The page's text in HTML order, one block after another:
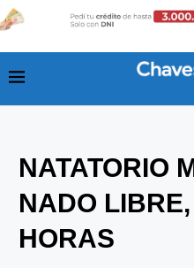
NATATORIO
NADO
HORAS